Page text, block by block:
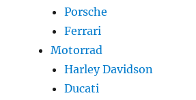
Porsche
Ferrari
Motorrad
Harley Davidson
Ducati